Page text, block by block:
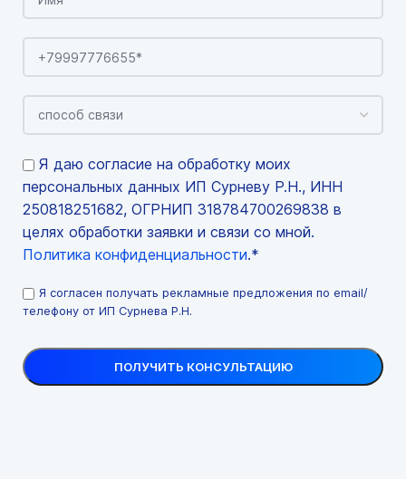
Я даю согласие на обработку моих
персональных данных ИП Сурневу Р.Н., ИНН
250818251682, ОГРНИП 318784700269838 в
целях обработки заявки и связи со мной.
Политика конфиденциальности.*
Я согласен получать рекламные предложения по email/
телефону от ИП Сурнева Р.Н.